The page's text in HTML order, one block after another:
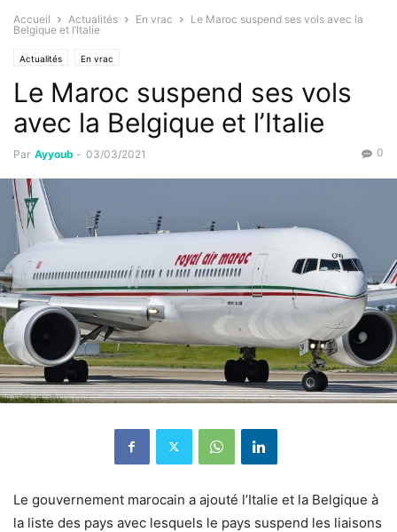
Accueil Actualités En vrac
Le Maroc suspend ses vols avec la
Belgique et l’Italie
Actualités En vrac
Le Maroc suspend ses vols
avec la Belgique et l’Italie
Par Ayyoub - 03/03/2021 0
Le gouvernement marocain a ajouté l’Italie et la Belgique à
la liste des pays avec lesquels le pays suspend les liaisons